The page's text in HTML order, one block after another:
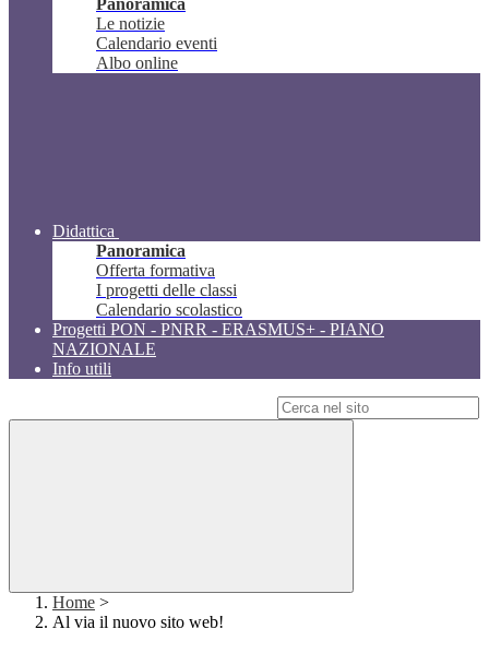
Panoramica
Le notizie
Calendario eventi
Albo online
Didattica
Panoramica
Offerta formativa
I progetti delle classi
Calendario scolastico
Progetti PON - PNRR - ERASMUS+ - PIANO
NAZIONALE
Info utili
Home >
Al via il nuovo sito web!